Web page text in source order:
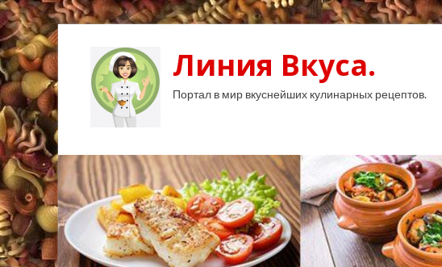
Линия Вкуса.
Портал в мир вкуснейших кулинарных рецептов.